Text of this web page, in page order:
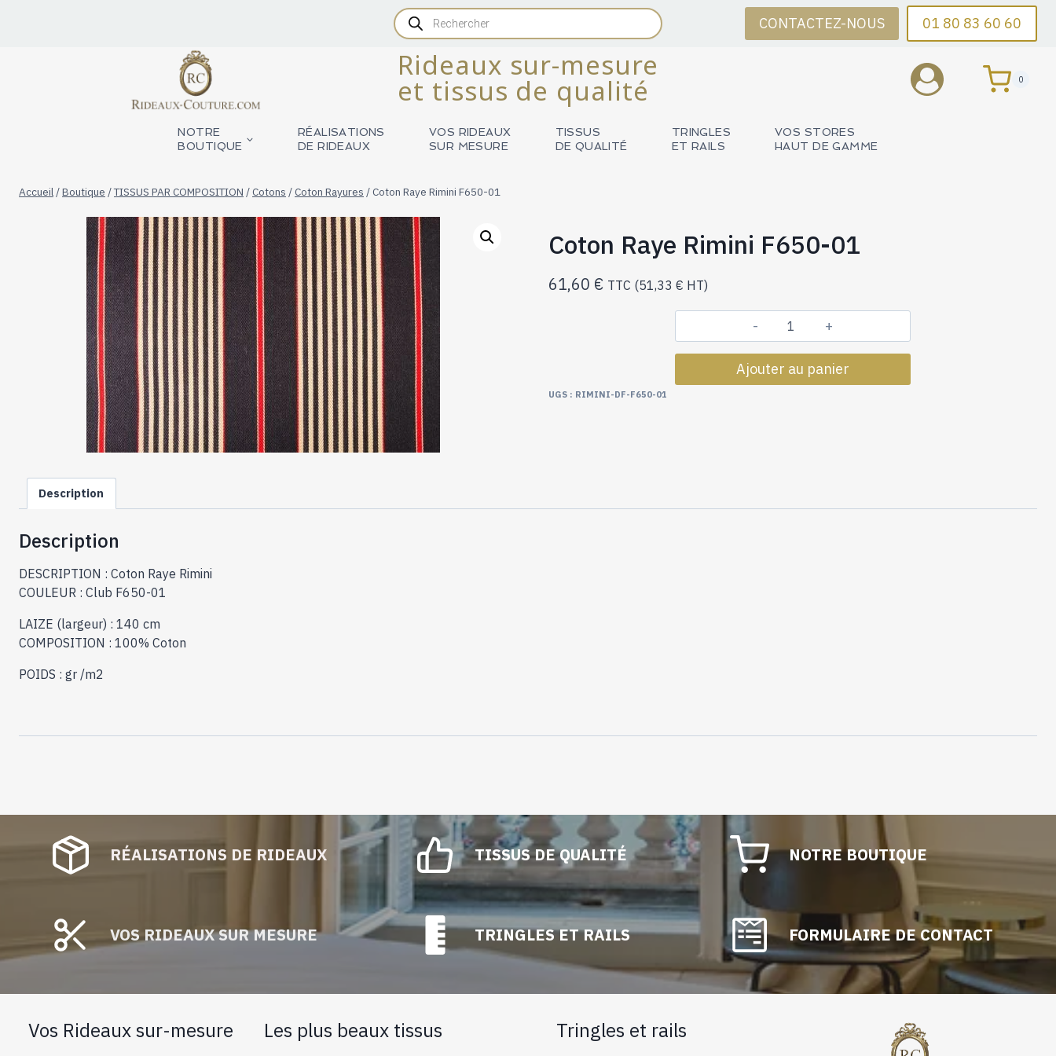
Recherche
de
produits
CONTACTEZ-NOUS 01 80 83 60 60
Rideaux sur-mesure
et tissus de qualité
0
NOTRE
BOUTIQUE
RÉALISATIONS
DE RIDEAUX
VOS RIDEAUX
SUR MESURE
TISSUS
DE QUALITÉ
TRINGLES
ET RAILS
VOS STORES
HAUT DE GAMME
Accueil /Boutique /TISSUS PAR COMPOSITION /Cotons /Coton Rayures /Coton Raye Rimini F650-01
Coton Raye Rimini F650-01
61,60 € TTC (51,33 € HT)
quantité
de
Coton
Ajouter au panier
UGS : RIMINI-DF-F650-01
Description
Description
DESCRIPTION : Coton Raye Rimini
COULEUR : Club F650-01
LAIZE (largeur) : 140 cm
COMPOSITION : 100% Coton
POIDS : gr /m2
RÉALISATIONS DE RIDEAUX
VOS RIDEAUX SUR MESURE
TISSUS DE QUALITÉ
TRINGLES ET RAILS
NOTRE BOUTIQUE
FORMULAIRE DE CONTACT
Vos Rideaux sur-mesure Les plus beaux tissus Tringles et rails